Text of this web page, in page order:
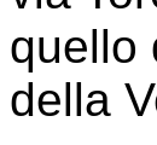
quello
della